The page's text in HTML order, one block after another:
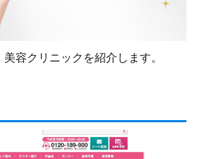
容クリニックを紹介します。